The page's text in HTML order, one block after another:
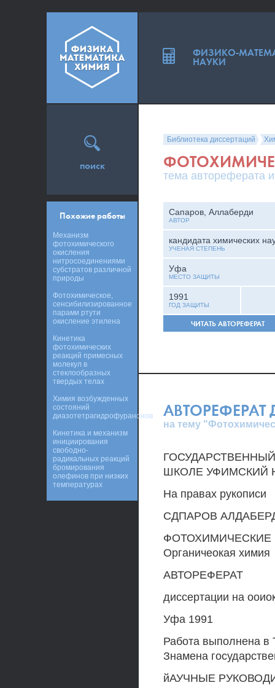
Библиотека диссертаций
тема автореферата
Сапаров, Аллаберди
АВТОР
кандидата химических
УЧЕНАЯ СТЕПЕНЬ
Уфа
МЕСТО ЗАЩИТЫ
1991
ГОД ЗАЩИТЫ
ЧИТАТЬ АВТОРЕФЕРАТ
АВТОРЕФЕРАТ
на тему
ШКОЛЕ УФИМСКИЙ
На правах рукописи
СДПАРОВ
ФОТОХИМИЧЕСКИЕ
Органичеокая химия
АВТОРЕФЕРАТ
диссертации на
Уфа 1991
Работа выполнена в
Знамена
йАУЧНЫЕ
поиск
Похожие работы
Механизм
фотохимического
окисления
нитросоединениями
субстратов различной
природы
Фотохимическое,
сенсибилизированное
парами ртути
окисление этилена
Кинетика
фотохимических
реакций примесных
молекул в
стеклообразных
твердых телах
Химия возбужденных
состояний
диазотетрагидрофуранонов
Кинетика и механизм
инициирования
свободно-
радикальных реакций
бромирования
олефинов при низких
температурах
ФИЗИКО-
НАУКИ